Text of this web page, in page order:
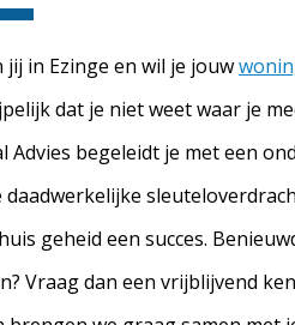
jij in Ezinge en wil je jouw
dat je niet weet waar je
Advies begeleidt je met een
daadwerkelijke
geheid een succes.
Vraag dan een vrijblijvend